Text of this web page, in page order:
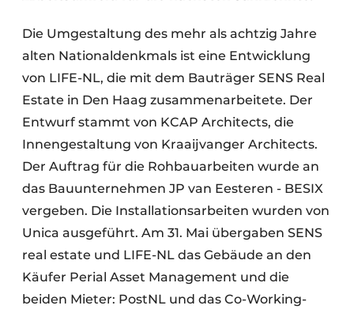
Die Umgestaltung des mehr als achtzig Jahre
alten Nationaldenkmals ist eine Entwicklung
von LIFE-NL, die mit dem Bauträger SENS Real
Estate in Den Haag zusammenarbeitete. Der
Entwurf stammt von KCAP Architects, die
Innengestaltung von Kraaijvanger Architects.
Der Auftrag für die Rohbauarbeiten wurde an
das Bauunternehmen JP van Eesteren - BESIX
vergeben. Die Installationsarbeiten wurden von
Unica ausgeführt. Am 31. Mai übergaben SENS
real estate und LIFE-NL das Gebäude an den
Käufer Perial Asset Management und die
beiden Mieter: PostNL und das Co-Working-